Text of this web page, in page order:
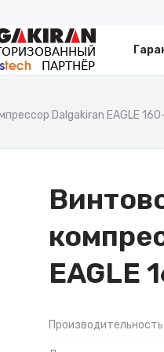
Dalgakiran EAGLE
EAGLE
Производительность